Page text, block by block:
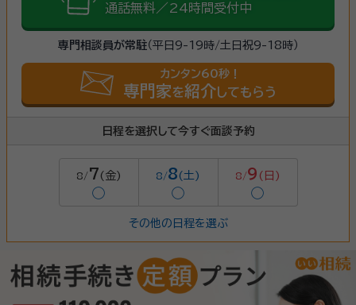
通話無料／24時間受付中
専門相談員が常駐（平日9-19時/土日祝9-18時）
カンタン60秒！
専門家を紹介 してもらう
日程を選択して今すぐ面談予約
8/7 (金)
◯
8/8(土)
◯
8/9 (日)
◯
その他の日程を選ぶ